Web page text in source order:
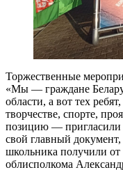
Торжественные
«Мы — граждане
области, а вот тех
творчестве, спорте,
позицию — пригласили
свой главный
школьника получили от
облисполкома